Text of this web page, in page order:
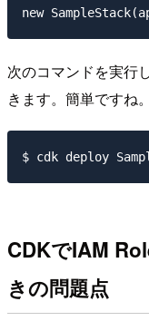
次のコマンドを実行
きます。簡単ですね。
CDKでIAM
きの問題点